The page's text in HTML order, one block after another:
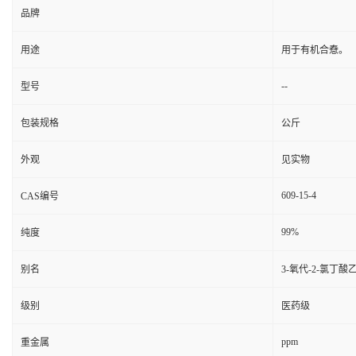
品牌
用途 用于有机合憃。
型号 --
包装规格 公斤
外观 见实物
CAS编号 609-15-4
纯度 99%
别名 3-氧代-2-氯丁酸
级别 医药级
重金属 ppm